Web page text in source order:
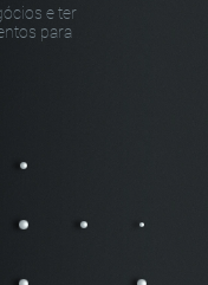
e ter
para